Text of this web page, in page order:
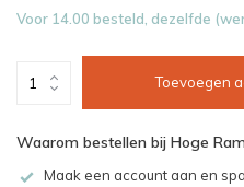
Voor 14.00 besteld, dezelfde
Toevoegen
Waarom bestellen bij Hoge
Maak een account aan en